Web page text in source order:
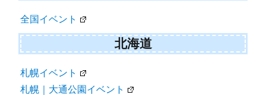
ゲ
ー
シ
ョ
ン
全国イベント
北海道
札幌イベント
札幌｜大通公園イベント